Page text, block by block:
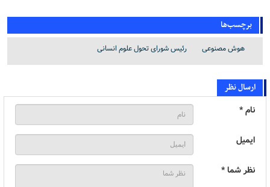
برچسب‌ها
هوش مصنوعی رئیس شورای تحول علوم انسانی
ارسال نظر
نام *
ایمیل
نظر شما *